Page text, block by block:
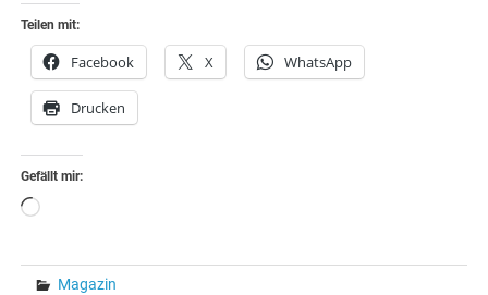
Teilen mit:
Facebook X WhatsApp
Drucken
Gefällt mir:
Wird
Magazin